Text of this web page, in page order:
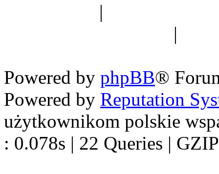
|
|
Powered by phpBB®
Powered by Reputation
użytkownikom polskie
: 0.078s | 22 Queries |